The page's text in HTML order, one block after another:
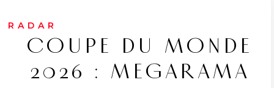
RADAR
COUPE DU MONDE
2026 : MEGARAMA